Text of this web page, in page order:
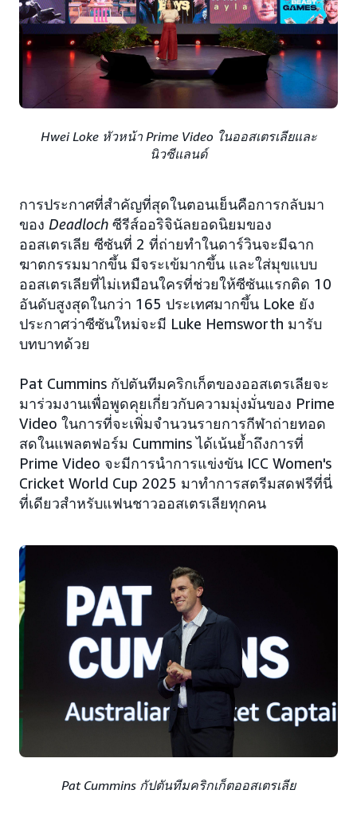
Hwei Loke หัวหน้า Prime Video ในออสเตรเลียและ
นิวซีแลนด์
การประกาศที่สำคัญที่สุดในตอนเย็นคือการกลับมา
ของ Deadloch ซีรีส์ออริจินัลยอดนิยมของ
ออสเตรเลีย ซีซันที่ 2 ที่ถ่ายทำในดาร์วินจะมีฉาก
ฆาตกรรมมากขึ้น มีจระเข้มากขึ้น และใส่มุขแบบ
ออสเตรเลียที่ไม่เหมือนใครที่ช่วยให้ซีซันแรกติด 10
อันดับสูงสุดในกว่า 165 ประเทศมากขึ้น Loke ยัง
ประกาศว่าซีซันใหม่จะมี Luke Hemsworth มารับ
บทบาทด้วย
Pat Cummins กัปตันทีมคริกเก็ตของออสเตรเลียจะ
มาร่วมงานเพื่อพูดคุยเกี่ยวกับความมุ่งมั่นของ Prime
Video ในการที่จะเพิ่มจำนวนรายการกีฬาถ่ายทอด
สดในแพลตฟอร์ม Cummins ได้เน้นย้ำถึงการที่
Prime Video จะมีการนำการแข่งขัน ICC Women's
Cricket World Cup 2025 มาทำการสตรีมสดฟรีที่นี่
ที่เดียวสำหรับแฟนชาวออสเตรเลียทุกคน
Pat Cummins กัปตันทีมคริกเก็ตออสเตรเลีย